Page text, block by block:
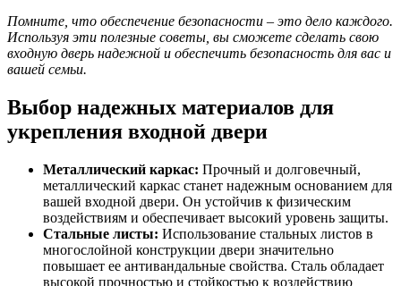
Помните, что обеспечение безопасности – это дело каждого.
Используя эти полезные советы, вы сможете сделать свою
входную дверь надежной и обеспечить безопасность для вас и
вашей семьи.
Выбор надежных материалов для
укрепления входной двери
Металлический каркас: Прочный и долговечный,
металлический каркас станет надежным основанием для
вашей входной двери. Он устойчив к физическим
воздействиям и обеспечивает высокий уровень защиты.
Стальные листы: Использование стальных листов в
многослойной конструкции двери значительно
повышает ее антивандальные свойства. Сталь обладает
высокой прочностью и стойкостью к воздействию